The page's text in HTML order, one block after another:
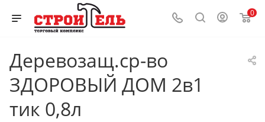
0
Деревозащ.ср-во
ЗДОРОВЫЙ ДОМ 2в1
тик 0,8л